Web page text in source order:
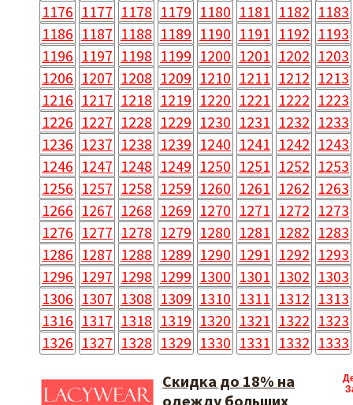
1176 1177 1178 1179 1180 1181 1182 1183
1186 1187 1188 1189 1190 1191 1192 1193
1196 1197 1198 1199 1200 1201 1202 1203
1206 1207 1208 1209 1210 1211 1212 1213
1216 1217 1218 1219 1220 1221 1222 1223
1226 1227 1228 1229 1230 1231 1232 1233
1236 1237 1238 1239 1240 1241 1242 1243
1246 1247 1248 1249 1250 1251 1252 1253
1256 1257 1258 1259 1260 1261 1262 1263
1266 1267 1268 1269 1270 1271 1272 1273
1276 1277 1278 1279 1280 1281 1282 1283
1286 1287 1288 1289 1290 1291 1292 1293
1296 1297 1298 1299 1300 1301 1302 1303
1306 1307 1308 1309 1310 1311 1312 1313
1316 1317 1318 1319 1320 1321 1322 1323
1326 1327 1328 1329 1330 1331 1332 1333
Скидка до 18% на
одежду больших